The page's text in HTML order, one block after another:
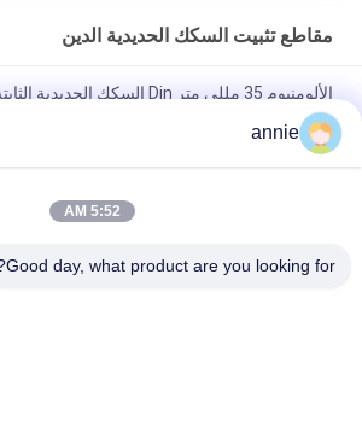
مقاطع تثبيت السكك الحديدية الدين
السكك الحديدية تصاعد كليب المفاجئة لتركيب
25 مم عرض البلاستيك النايلون الدين السكك
أسود عرض 20 مم
annie
5:52 AM
Good day, what product are you looking for?